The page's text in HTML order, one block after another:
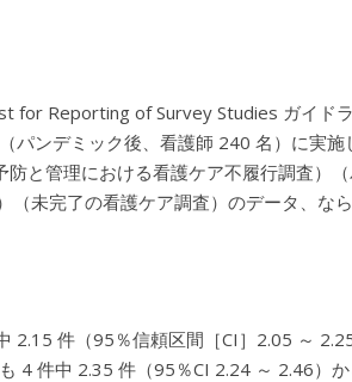
for Reporting of Survey Studies ガイド
パンデミック後、看護師 240 名）に実
と管理における看護ケア不履行調査）
（未完了の看護ケア調査）のデータ、な
2.15 件（95％信頼区間［CI］2.05 ～
4 件中 2.35 件（95％CI 2.24 ～ 2.46）